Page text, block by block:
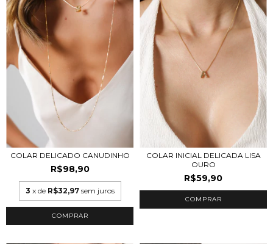
COLAR DELICADO CANUDINHO
R$98,90
3 x de R$32,97 sem juros
COMPRAR
COLAR INICIAL DELICADA LISA
OURO
R$59,90
COMPRAR